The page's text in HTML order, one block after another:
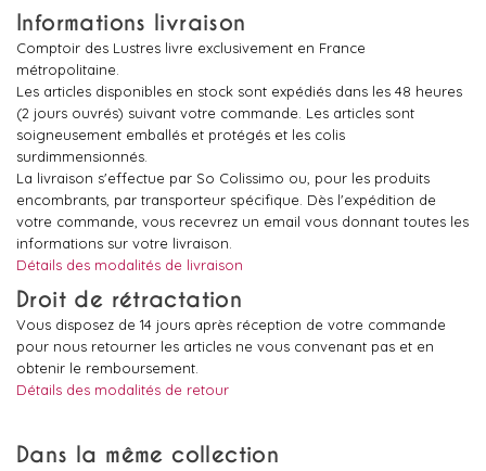
Informations livraison
Comptoir des Lustres livre exclusivement en France
métropolitaine.
Les articles disponibles en stock sont expédiés dans les 48 heures
(2 jours ouvrés) suivant votre commande. Les articles sont
soigneusement emballés et protégés et les colis
surdimmensionnés.
La livraison s'effectue par So Colissimo ou, pour les produits
encombrants, par transporteur spécifique. Dès l'expédition de
votre commande, vous recevrez un email vous donnant toutes les
informations sur votre livraison.
Détails des modalités de livraison
Droit de rétractation
Vous disposez de 14 jours après réception de votre commande
pour nous retourner les articles ne vous convenant pas et en
obtenir le remboursement.
Détails des modalités de retour
Dans la même collection